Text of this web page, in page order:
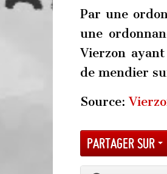
Par une
une
Vierzon
de mendier
Source:
Partager sur